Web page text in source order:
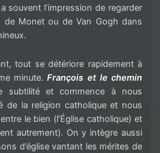
souvent l’impression de regarder
de Monet ou de Van Gogh dans
tout se détériore rapidement à
minute.François et le chemin
subtilité et commence à nous
de la religion catholique et nous
le bien (l’Église catholique) et
autrement). On y intègre aussi
d’église vantant les mérites de